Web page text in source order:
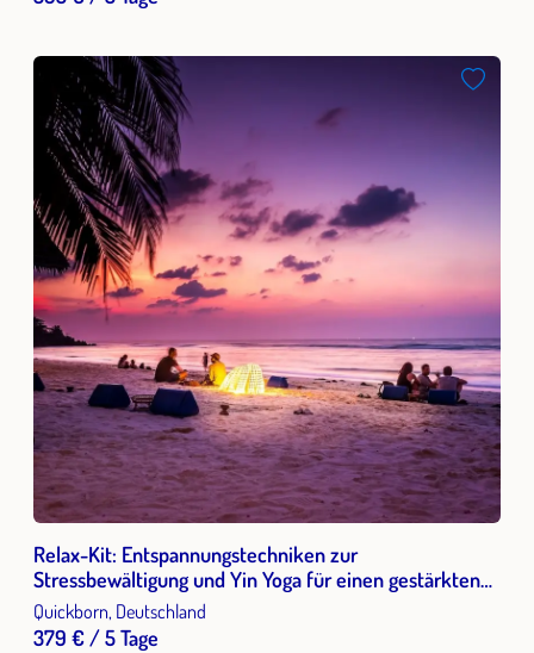
Relax-Kit: Entspannungstechniken zur
Stressbewältigung und Yin Yoga für einen gestärkten
Arbeitsalltag Strategien und Techniken für mehr
Balance und Gelassenheit
Quickborn, Deutschland
379 € / 5 Tage